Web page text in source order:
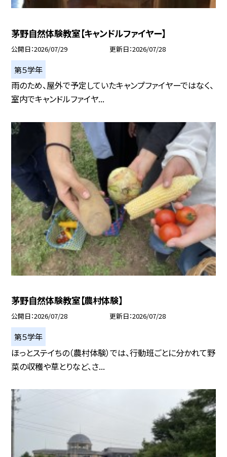
茅野自然体験教室【キャンドルファイヤー】
公開日 2026/07/29 更新日 2026/07/28
第５学年
雨のため、屋外で予定していたキャンプファイヤーではなく、
室内でキャンドルファイヤ...
茅野自然体験教室【農村体験】
公開日 2026/07/28 更新日 2026/07/28
第５学年
ほっとステイちの（農村体験）では、行動班ごとに分かれて野
菜の収穫や草とりなど、さ...